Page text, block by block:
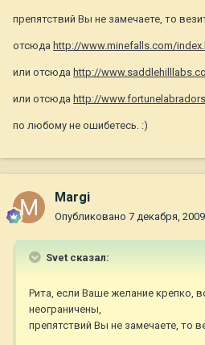
препятствий Вы не замечаете, то
отсюда http://www.minefalls.com/
или отсюда http://
или отсюда http://
по любому не ошибетесь. :)
Margi
Опубликовано 7 декабря, 2009
Svet сказал:
Рита, если Ваше желание крепко,
неограничены,
препятствий Вы не замечаете, то